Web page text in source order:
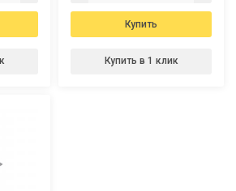
Купить
Купить в 1 клик